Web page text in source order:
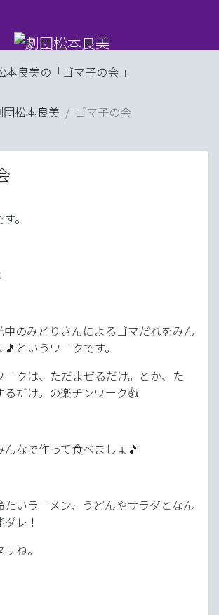
団松本良美 ゴマ子の会
美の「ゴマ子の会 」
。
中のみどりさんによるゴマだれをみん
というワークです。
ークは、ただまぜるだけ。とか、た
るだけ。の楽チンワーク👍
なで作って食べましょ🎵
たいラーメン、うどんやサラダとなん
レ！
ね。